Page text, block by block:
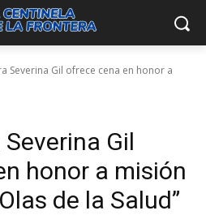
Severina Gil ofrece cena en honor a
Gil
honor a misión
de la Salud”